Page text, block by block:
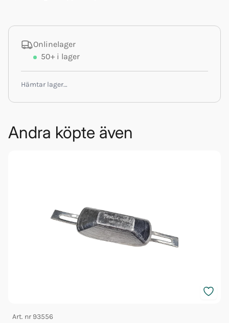
Onlinelager
50+ i lager
Hämtar lager…
Andra köpte även
Art. nr 93556